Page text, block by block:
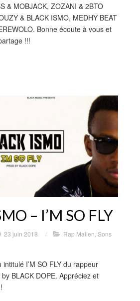
& MOBJACK, ZOZANI & 2BTO
& BLACK ISMO, MEDHY BEAT
Bonne écoute à vous et
!!!
– I’M SO FLY
23 juin 2018 / Rap Malien Sons
I’M SO FLY du rappeur
BLACK DOPE. Appréciez et